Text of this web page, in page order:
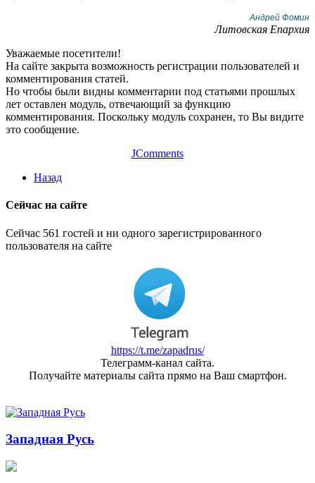
Андрей Фомин
Литовская Епархия
Уважаемые посетители!
На сайте закрыта возможность регистрации пользователей и
комментирования статей.
Но чтобы были видны комментарии под статьями прошлых
лет оставлен модуль, отвечающий за функцию
комментирования. Поскольку модуль сохранен, то Вы видите
это сообщение.
JComments
Назад
Сейчас на сайте
Сейчас 561 гостей и ни одного зарегистрированного
пользователя на сайте
https://t.me/zapadrus/
Телеграмм-канал сайта.
Получайте материалы сайта прямо на Ваш смартфон.
Западная Русь